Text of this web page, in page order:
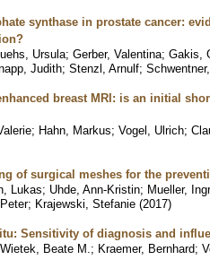
synthase in prostate cancer:
Ursula; Gerber, Valentina; Gakis,
Judith; Stenzl, Arnulf;
breast MRI: is an initial
; Hahn, Markus; Vogel, Ulrich;
of surgical meshes for the
Lukas; Uhde, Ann-Kristin; Mueller,
; Krajewski, Stefanie (2017)
Sensitivity of diagnosis and
Wietek, Beate M. ; Kraemer, Bernhard;